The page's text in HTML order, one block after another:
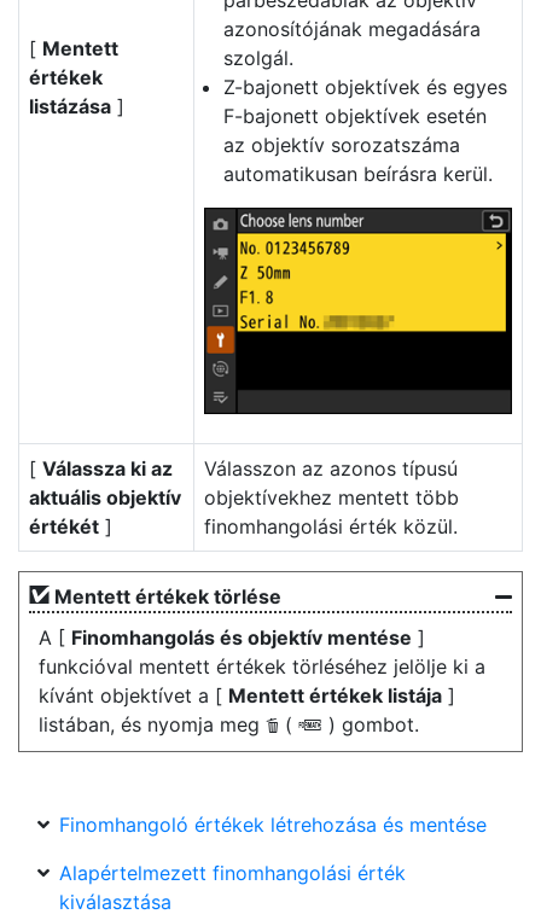
[ Mentett
értékek
listázása ]
azonosítójának megadására
szolgál.
Z-bajonett objektívek és egyes
F-bajonett objektívek esetén
az objektív sorozatszáma
automatikusan beírásra kerül.
[ Válassza ki az
aktuális objektív
értékét ]
Válasszon az azonos típusú
objektívekhez mentett több
finomhangolási érték közül.
Mentett értékek törlése
A [ Finomhangolás és objektív mentése ]
funkcióval mentett értékek törléséhez jelölje ki a
kívánt objektívet a [ Mentett értékek listája ]
listában, és nyomja meg O ( Q ) gombot.
Finomhangoló értékek létrehozása és mentése
Alapértelmezett finomhangolási érték
kiválasztása